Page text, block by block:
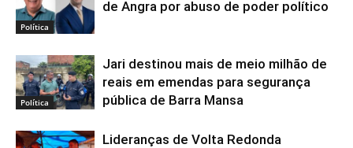
Política
de Angra por abuso de poder político
Política
Jari destinou mais de meio milhão de
reais em emendas para segurança
pública de Barra Mansa
Lideranças de Volta Redonda